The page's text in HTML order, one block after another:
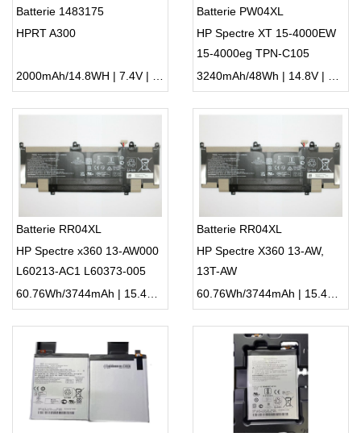
Batterie 1483175
HPRT A300
2000mAh/14.8WH | 7.4V | Li-ion ...
Batterie PW04XL
HP Spectre XT 15-4000EW
15-4000eg TPN-C105
3240mAh/48Wh | 14.8V | Li-ion ...
Batterie RR04XL
HP Spectre x360 13-AW000
L60213-AC1 L60373-005
60.76Wh/3744mAh | 15.4V | Li-ion ...
Batterie RR04XL
HP Spectre X360 13-AW,
13T-AW
60.76Wh/3744mAh | 15.4V | Li-ion ...